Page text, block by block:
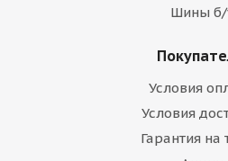
Шины б/
Условия
Условия
Гарантия на